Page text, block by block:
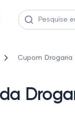
Cupom Drogaria